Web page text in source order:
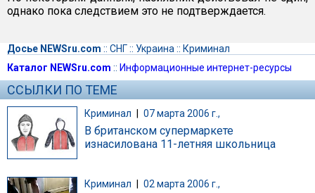
однако пока следствием это не подтверждается.
Досье NEWSru.com :: СНГ:: Украина :: Криминал
Каталог NEWSru.com :: Информационные интернет-ресурсы
ССЫЛКИ ПО ТЕМЕ
Криминал | 07 марта 2006 г.,
В британском супермаркете
изнасилована 11-летняя школьница
Криминал 02 марта 2006 г.,